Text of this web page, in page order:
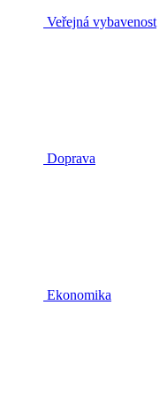
Veřejná vybavenost
Doprava
Ekonomika